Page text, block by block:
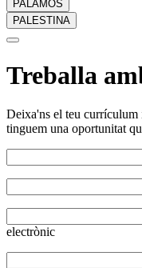
PALAMÓS
PALESTINA
Treballa
Deixa'ns el teu currículum
tinguem una oportunitat
electrònic